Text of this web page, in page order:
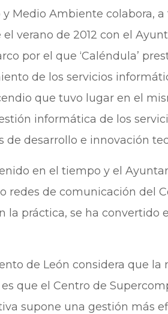
Medio Ambiente colabora,
verano de 2012 con el
por el que ‘Caléndula’
de los servicios
que tuvo lugar en el
informática de los
de desarrollo e innovación
en el tiempo y el
redes de comunicación del
la práctica, se ha convertido
de León considera que la
que el Centro de
supone una gestión más